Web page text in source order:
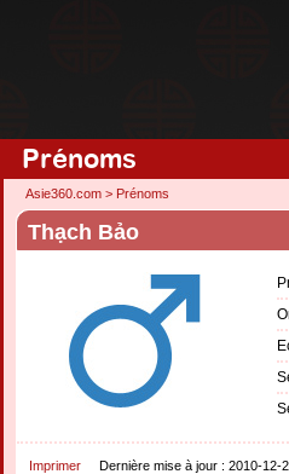
Prénoms
Asie360.com > Prénoms
Thạch Bảo
Imprimer Dernière mise à jour : 2010-12-